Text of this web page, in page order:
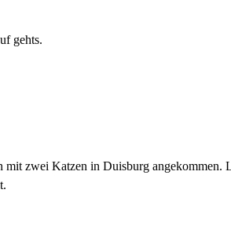
gehts.
zwei Katzen in Duisburg